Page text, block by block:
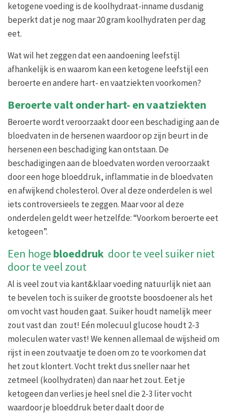
ketogene voeding is de koolhydraat-inname dusdanig
beperkt dat je nog maar 20 gram koolhydraten per dag
eet.
Wat wil het zeggen dat een aandoening leefstijl
afhankelijk is en waarom kan een ketogene leefstijl een
beroerte en andere hart- en vaatziekten voorkomen?
Beroerte valt onder hart- en vaatziekten
Beroerte wordt veroorzaakt door een beschadiging aan de
bloedvaten in de hersenen waardoor op zijn beurt in de
hersenen een beschadiging kan ontstaan. De
beschadigingen aan de bloedvaten worden veroorzaakt
door een hoge bloeddruk, inflammatie in de bloedvaten
en afwijkend cholesterol. Over al deze onderdelen is wel
iets controversieels te zeggen. Maar voor al deze
onderdelen geldt weer hetzelfde: “Voorkom beroerte eet
ketogeen”.
Een hoge bloeddruk door te veel suiker niet
door te veel zout
Al is veel zout via kant&klaar voeding natuurlijk niet aan
te bevelen toch is suiker de grootste boosdoener als het
om vocht vast houden gaat. Suiker houdt namelijk meer
zout vast dan zout! Eén molecuul glucose houdt 2-3
moleculen water vast! We kennen allemaal de wijsheid om
rijst in een zoutvaatje te doen om zo te voorkomen dat
het zout klontert. Vocht trekt dus sneller naar het
zetmeel (koolhydraten) dan naar het zout. Eet je
ketogeen dan verlies je heel snel die 2-3 liter vocht
waardoor je bloeddruk beter daalt door de